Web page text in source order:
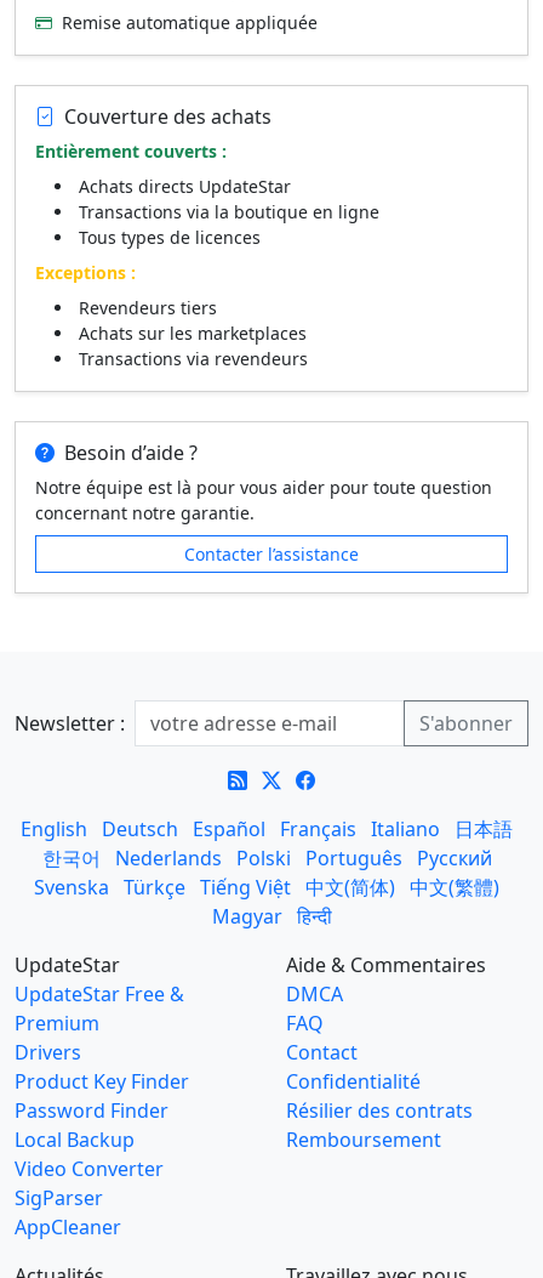
Remise automatique appliquée
Couverture des achats
Entièrement couverts :
Achats directs UpdateStar
Transactions via la boutique en ligne
Tous types de licences
Exceptions :
Revendeurs tiers
Achats sur les marketplaces
Transactions via revendeurs
Besoin d’aide ?
Notre équipe est là pour vous aider pour toute question
concernant notre garantie.
Contacter l’assistance
Newsletter :
English Deutsch Español Français Italiano
日本語
한국어
Nederlands Polski Português
Русский
Svenska Türkçe Tiếng Việt 中文(简体) 中文(繁體)
Magyar हिन्दी
UpdateStar
UpdateStar Free &
Premium
Drivers
Product Key Finder
Password Finder
Local Backup
Video Converter
SigParser
AppCleaner
Aide & Commentaires
DMCA
FAQ
Contact
Confidentialité
Résilier des contrats
Remboursement